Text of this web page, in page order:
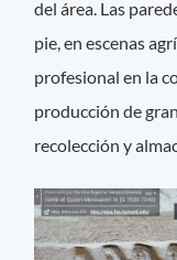
del área. Las
pie, en escenas
profesional en la
producción de
recolección y